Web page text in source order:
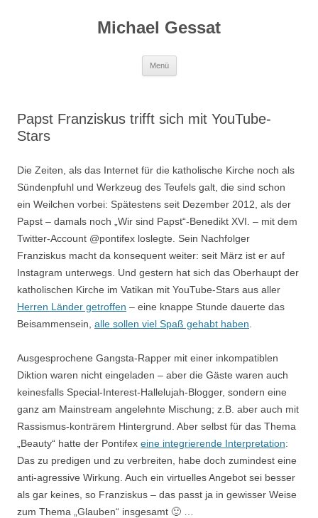
Michael Gessat
Menü
Papst Franziskus trifft sich mit YouTube-
Stars
Die Zeiten, als das Internet für die katholische Kirche noch als
Sündenpfuhl und Werkzeug des Teufels galt, die sind schon
ein Weilchen vorbei: Spätestens seit Dezember 2012, als der
Papst – damals noch „Wir sind Papst“-Benedikt XVI. – mit dem
Twitter-Account @pontifex loslegte. Sein Nachfolger
Franziskus macht da konsequent weiter: seit März ist er auf
Instagram unterwegs. Und gestern hat sich das Oberhaupt der
katholischen Kirche im Vatikan mit YouTube-Stars aus aller
Herren Länder getroffen – eine knappe Stunde dauerte das
Beisammensein, alle sollen viel Spaß gehabt haben
Ausgesprochene Gangsta-Rapper mit einer inkompatiblen
Diktion waren nicht eingeladen – aber die Gäste waren auch
keinesfalls Special-Interest-Hallelujah-Blogger, sondern eine
ganz am Mainstream angelehnte Mischung; z.B. aber auch mit
Rassismus-konträrem Hintergrund. Aber selbst für das Thema
„Beauty“ hatte der Pontifex eine integrierende Interpretation:
Das zu predigen und zu verbreiten, habe doch zumindest eine
anti-agressive Wirkung. Auch ein virtuelles Angebot sei besser
als gar keines, so Franziskus – das passt ja in gewisser Weise
zum Thema „Glauben“ insgesamt 🙂 …